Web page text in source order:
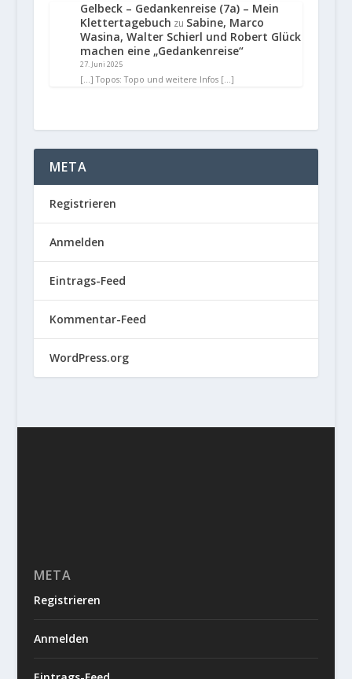
Gelbeck – Gedankenreise (7a) – Mein
Klettertagebuch zu Sabine, Marco
Wasina, Walter Schierl und Robert Glück
machen eine „Gedankenreise“
27. Juni 2025
[…] Topos: Topo und weitere Infos […]
META
Registrieren
Anmelden
Eintrags-Feed
Kommentar-Feed
WordPress.org
META
Registrieren
Anmelden